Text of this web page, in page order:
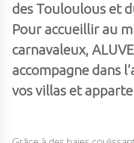
des Touloulous et
Pour accueillir au
carnavaleux,
accompagne dans
vos villas et